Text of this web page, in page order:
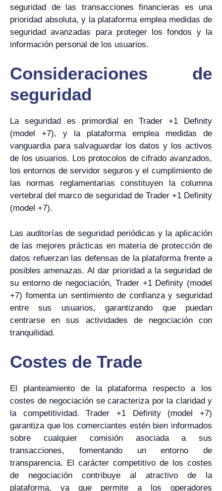
seguridad de las transacciones financieras es una
prioridad absoluta, y la plataforma emplea medidas de
seguridad avanzadas para proteger los fondos y la
información personal de los usuarios.
Consideraciones de
seguridad
La seguridad es primordial en Trader +1 Definity
(model +7), y la plataforma emplea medidas de
vanguardia para salvaguardar los datos y los activos
de los usuarios. Los protocolos de cifrado avanzados,
los entornos de servidor seguros y el cumplimiento de
las normas reglamentarias constituyen la columna
vertebral del marco de seguridad de Trader +1 Definity
(model +7).
Las auditorías de seguridad periódicas y la aplicación
de las mejores prácticas en materia de protección de
datos refuerzan las defensas de la plataforma frente a
posibles amenazas. Al dar prioridad a la seguridad de
su entorno de negociación, Trader +1 Definity (model
+7) fomenta un sentimiento de confianza y seguridad
entre sus usuarios, garantizando que puedan
centrarse en sus actividades de negociación con
tranquilidad.
Costes de Trade
El planteamiento de la plataforma respecto a los
costes de negociación se caracteriza por la claridad y
la competitividad. Trader +1 Definity (model +7)
garantiza que los comerciantes estén bien informados
sobre cualquier comisión asociada a sus
transacciones, fomentando un entorno de
transparencia. El carácter competitivo de los costes
de negociación contribuye al atractivo de la
plataforma, ya que permite a los operadores